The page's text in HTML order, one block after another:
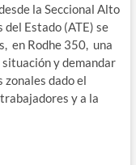
la Seccional Alto
del Estado (ATE) se
en Rodhe 350, una
y demandar
dado el
y a la